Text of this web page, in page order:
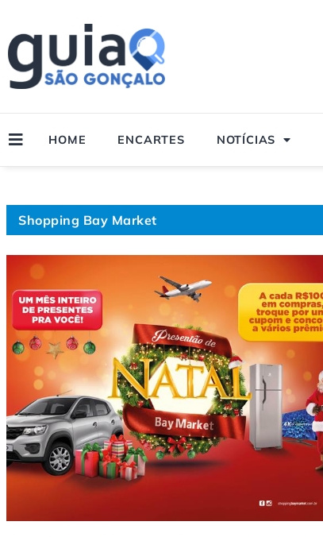
para
conteúdo
HOME ENCARTES NOTÍCIAS
Shopping Bay Market